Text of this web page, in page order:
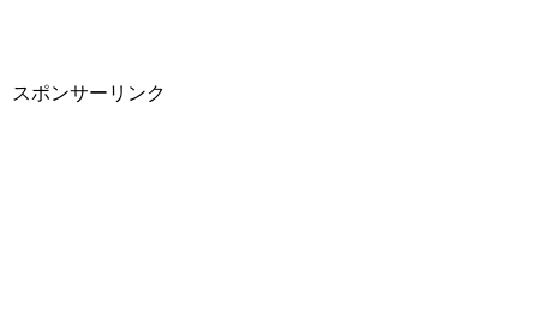
スポンサーリンク